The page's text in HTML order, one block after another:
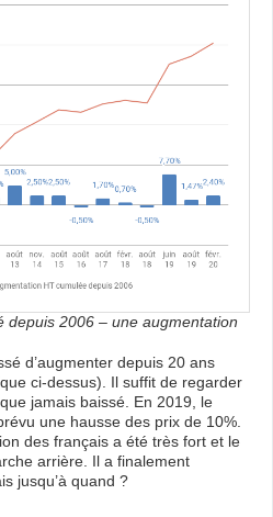
depuis 2006 – une augmentation
d’augmenter depuis 20 ans
ci-dessus). Il suffit de regarder
jamais baissé. En 2019, le
une hausse des prix de 10%.
des français a été très fort et le
arrière. Il a finalement
jusqu’à quand ?